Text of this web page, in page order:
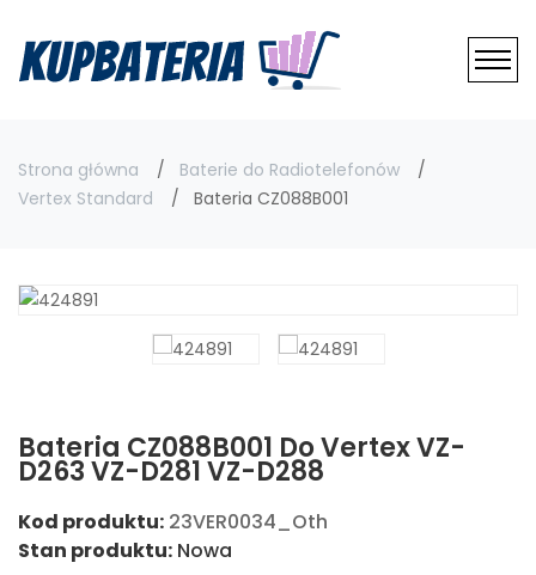
Strona główna
Baterie do Radiotelefonów
Vertex Standard
Bateria CZ088B001
Bateria CZ088B001 Do Vertex VZ-
D263 VZ-D281 VZ-D288
Kod produktu: 23VER0034_Oth
Stan produktu: Nowa